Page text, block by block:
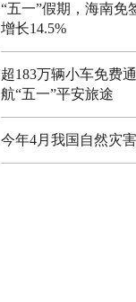
“五一”假期，海南免
增长14.5%
超183万辆小车免费
航“五一”平安旅途
今年4月我国自然灾